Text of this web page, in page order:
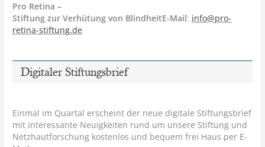
Pro Retina –
Stiftung zur Verhütung von BlindheitE-Mail: info@pro-
retina-stiftung.de
Digitaler Stiftungsbrief
Einmal im Quartal erscheint der neue digitale Stiftungsbrief
mit interessante Neuigkeiten rund um unsere Stiftung und
Netzhautforschung kostenlos und bequem frei Haus per E-